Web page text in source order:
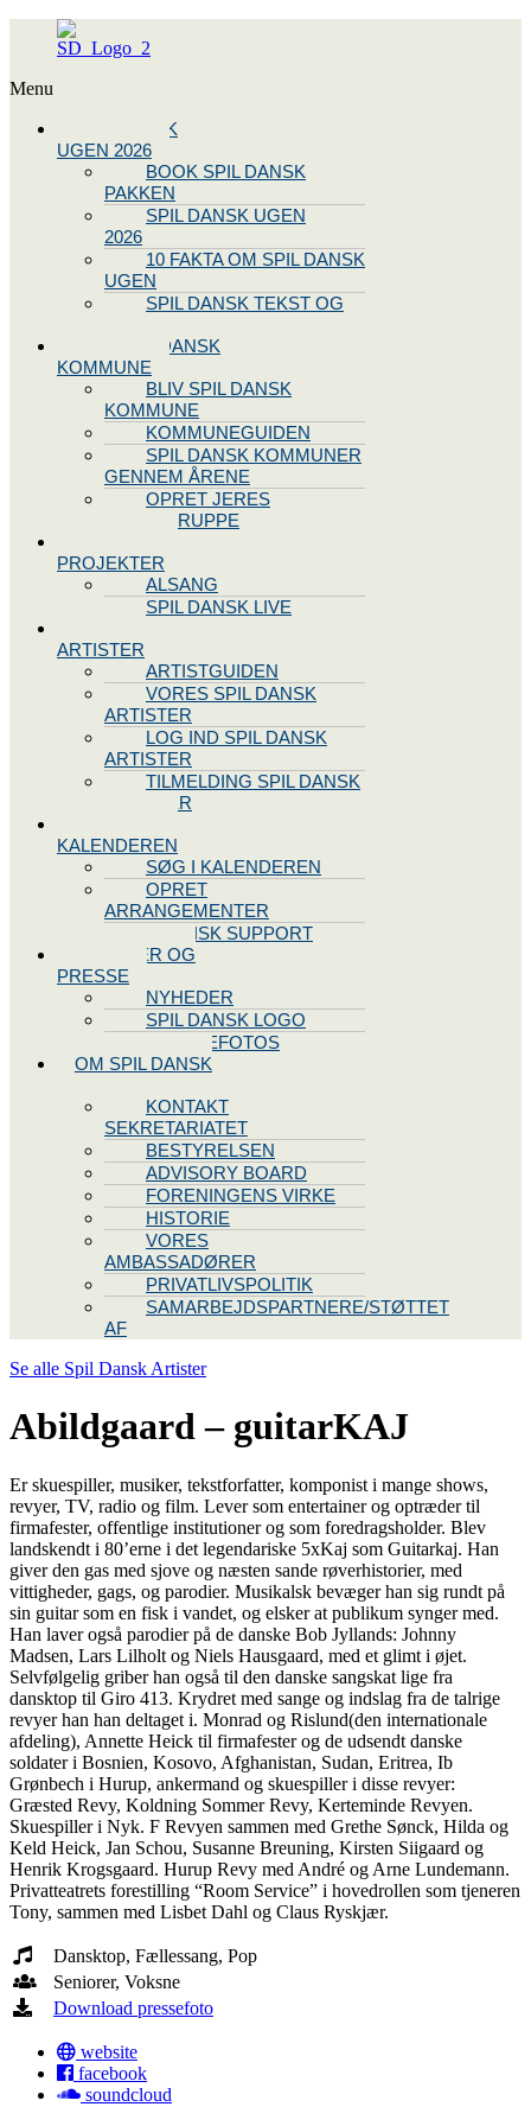
Menu
SPIL DANSK
UGEN 2026
BOOK SPIL DANSK
PAKKEN
SPIL DANSK UGEN
2026
10 FAKTA OM SPIL DANSK
UGEN
SPIL DANSK TEKST OG
BLIV SPIL DANSK
KOMMUNE
BLIV SPIL DANSK
KOMMUNE
KOMMUNEGUIDEN
SPIL DANSK KOMMUNER
GENNEM ÅRENE
OPRET JERES
STYREGRUPPE
PROJEKTER
ALSANG
SPIL DANSK LIVE
ARTISTER
ARTISTGUIDEN
VORES SPIL DANSK
ARTISTER
LOG IND SPIL DANSK
ARTISTER
TILMELDING SPIL DANSK
ARTISTER
KALENDEREN
SØG I KALENDEREN
OPRET
ARRANGEMENTER
TEKNISK SUPPORT
NYHEDER OG
PRESSE
NYHEDER
SPIL DANSK LOGO
PRESSEFOTOS
OM SPIL DANSK
KONTAKT
SEKRETARIATET
BESTYRELSEN
ADVISORY BOARD
FORENINGENS VIRKE
HISTORIE
VORES
AMBASSADØRER
PRIVATLIVSPOLITIK
SAMARBEJDSPARTNERE/STØTTET
AF
Se alle Spil Dansk Artister
Abildgaard – guitarKAJ
Er skuespiller, musiker, tekstforfatter, komponist i mange shows,
revyer, TV, radio og film. Lever som entertainer og optræder til
firmafester, offentlige institutioner og som foredragsholder. Blev
landskendt i 80’erne i det legendariske 5xKaj som Guitarkaj. Han
giver den gas med sjove og næsten sande røverhistorier, med
vittigheder, gags, og parodier. Musikalsk bevæger han sig rundt på
sin guitar som en fisk i vandet, og elsker at publikum synger med.
Han laver også parodier på de danske Bob Jyllands: Johnny
Madsen, Lars Lilholt og Niels Hausgaard, med et glimt i øjet.
Selvfølgelig griber han også til den danske sangskat lige fra
dansktop til Giro 413. Krydret med sange og indslag fra de talrige
revyer han han deltaget i. Monrad og Rislund(den internationale
afdeling), Annette Heick til firmafester og de udsendt danske
soldater i Bosnien, Kosovo, Afghanistan, Sudan, Eritrea, Ib
Grønbech i Hurup, ankermand og skuespiller i disse revyer:
Græsted Revy, Koldning Sommer Revy, Kerteminde Revyen.
Skuespiller i Nyk. F Revyen sammen med Grethe Sønck, Hilda og
Keld Heick, Jan Schou, Susanne Breuning, Kirsten Siigaard og
Henrik Krogsgaard. Hurup Revy med André og Arne Lundemann.
Privatteatrets forestilling “Room Service” i hovedrollen som tjeneren
Tony, sammen med Lisbet Dahl og Claus Ryskjær.
Dansktop, Fællessang, Pop
Seniorer, Voksne
Download pressefoto
website
facebook
soundcloud